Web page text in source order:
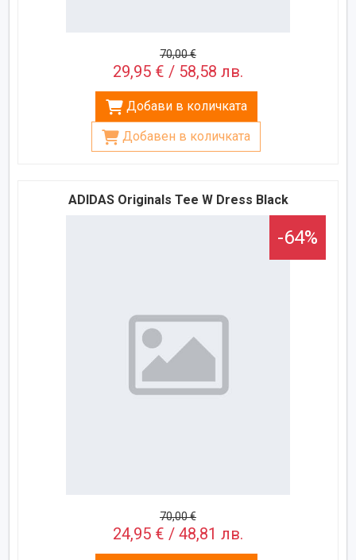
70,00 €
29,95 € / 58,58 лв.
Добави в количката
Добавен в количката
ADIDAS Originals Tee W Dress Black
-64%
70,00 €
24,95 € / 48,81 лв.